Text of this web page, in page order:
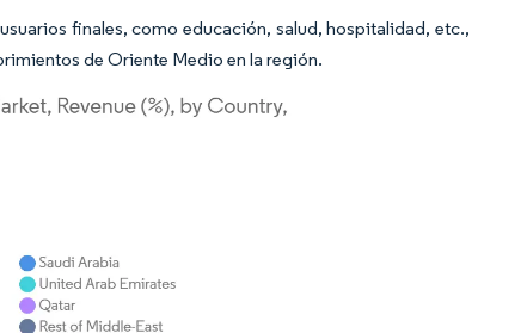
finales, como educación, salud, hospitalidad, etc.,
de Oriente Medio en la región.